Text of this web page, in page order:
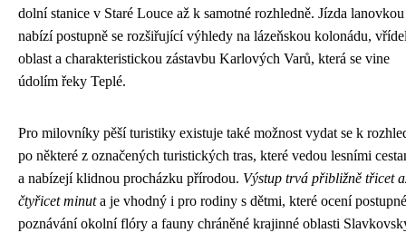
dolní stanice v Staré Louce až k samotné rozhledně. Jízda lanovkou
nabízí postupně se rozšiřující výhledy na lázeňskou kolonádu,
oblast a charakteristickou zástavbu Karlových Varů, která se vine
údolím řeky Teplé.
Pro milovníky pěší turistiky existuje také možnost vydat se k
po některé z označených turistických tras, které vedou lesními
a nabízejí klidnou procházku přírodou. Výstup trvá přibližně třicet
čtyřicet minuta je vhodný i pro rodiny s dětmi, které ocení postupné
poznávání okolní flóry a fauny chráněné krajinné oblasti